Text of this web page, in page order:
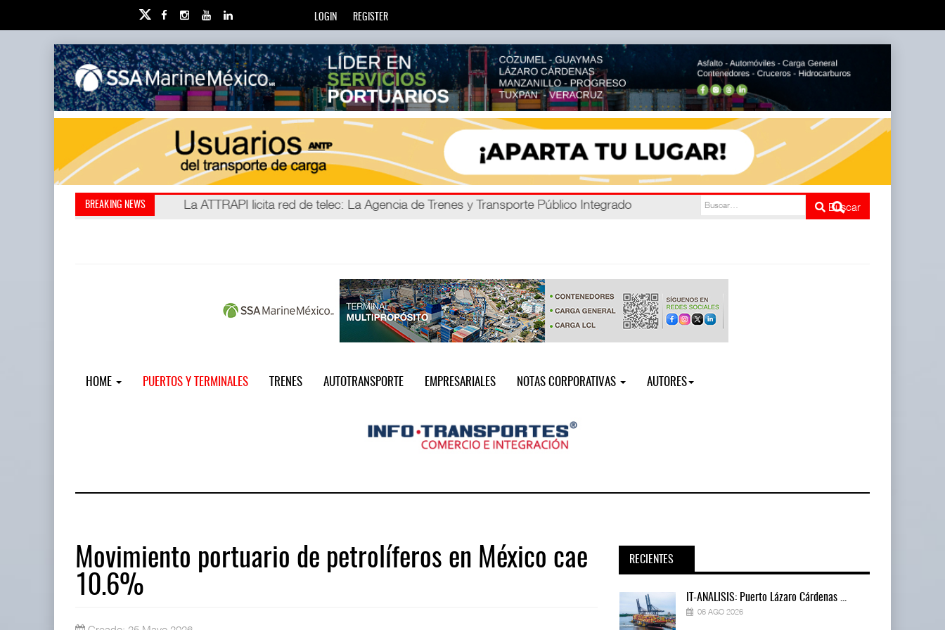
LOGIN REGISTER
BREAKING NEWS IT-ANÁLISIS: Puerto Lázaro C
La ATTRAPI licita red de telec : La Agencia de Trenes y Transporte Público Integrado
Buscar
HOME PUERTOS Y TERMINALES TRENES AUTOTRANSPORTE EMPRESARIALES NOTAS CORPORATIVAS AUTORES
Movimiento portuario de petrolíferos en México cae
10.6%
RECIENTES
IT-ANÁLISIS: Puerto Lázaro Cárdenas ...
06 AGO 2026